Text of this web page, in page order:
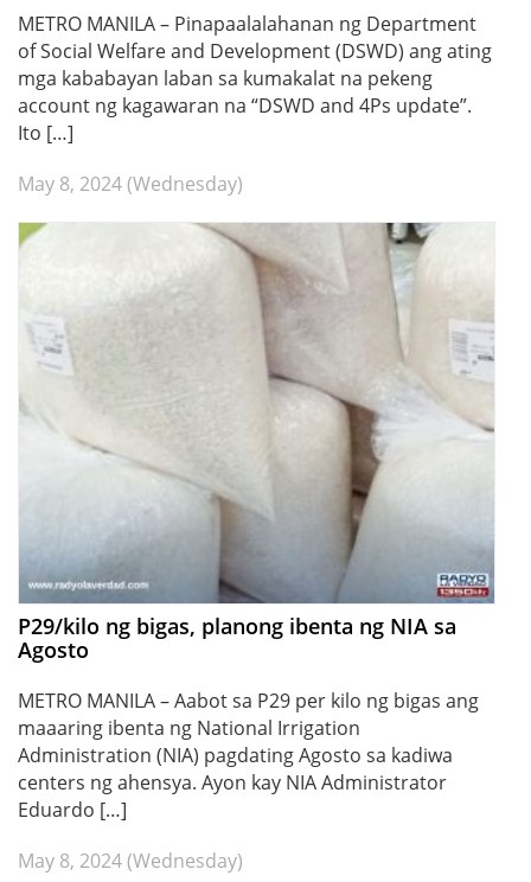
METRO MANILA – Pinapaalalahanan ng Department
of Social Welfare and Development (DSWD) ang ating
mga kababayan laban sa kumakalat na pekeng
account ng kagawaran na “DSWD and 4Ps update”.
Ito […]
May 8, 2024 (Wednesday)
P29/kilo ng bigas, planong ibenta ng NIA sa
Agosto
METRO MANILA – Aabot sa P29 per kilo ng bigas ang
maaaring ibenta ng National Irrigation
Administration (NIA) pagdating Agosto sa kadiwa
centers ng ahensya. Ayon kay NIA Administrator
Eduardo […]
May 8, 2024 (Wednesday)